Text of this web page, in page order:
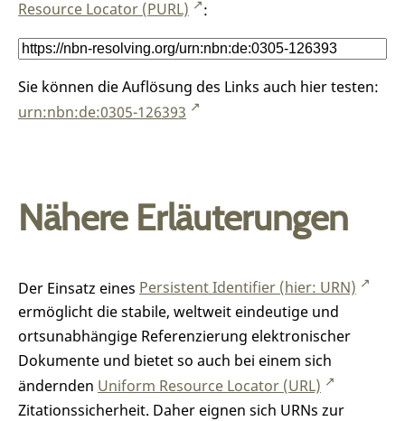
Resource Locator (PURL)
:
Sie können die Auflösung des Links auch hier testen:
urn:nbn:de:0305-126393
Nähere Erläuterungen
Der Einsatz eines Persistent Identifier (hier: URN)
ermöglicht die stabile, weltweit eindeutige und
ortsunabhängige Referenzierung elektronischer
Dokumente und bietet so auch bei einem sich
ändernden Uniform Resource Locator (URL)
Zitationssicherheit. Daher eignen sich URNs zur